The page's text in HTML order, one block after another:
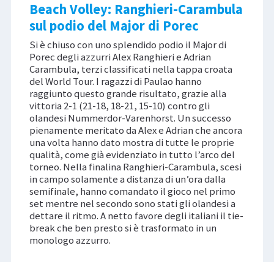
Beach Volley: Ranghieri-Carambula
sul podio del Major di Porec
Si è chiuso con uno splendido podio il Major di
Porec degli azzurri Alex Ranghieri e Adrian
Carambula, terzi classificati nella tappa croata
del World Tour. I ragazzi di Paulao hanno
raggiunto questo grande risultato, grazie alla
vittoria 2-1 (21-18, 18-21, 15-10) contro gli
olandesi Nummerdor-Varenhorst. Un successo
pienamente meritato da Alex e Adrian che ancora
una volta hanno dato mostra di tutte le proprie
qualità, come già evidenziato in tutto l’arco del
torneo. Nella finalina Ranghieri-Carambula, scesi
in campo solamente a distanza di un’ora dalla
semifinale, hanno comandato il gioco nel primo
set mentre nel secondo sono stati gli olandesi a
dettare il ritmo. A netto favore degli italiani il tie-
break che ben presto si è trasformato in un
monologo azzurro.